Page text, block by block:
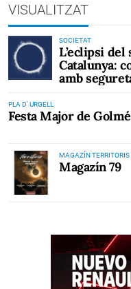
VISUALITZAT
SOCIETAT
L’eclipsi del
Catalunya:
amb
PLA D' URGELL
Festa Major de
MAGAZÍN TERRITORIS
Magazín 79